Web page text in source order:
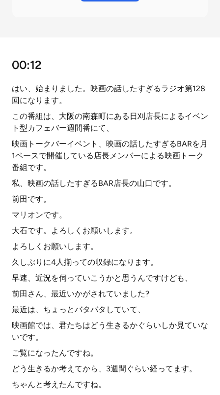
00:12
はい、始まりました。映画の話したすぎるラジオ第128
回になります。
この番組は、大阪の南森町にある日刈店長によるイベン
ト型カフェバー週間番にて、
映画トークバーイベント、映画の話したすぎるBARを月
1ペースで開催している店長メンバーによる映画トーク
番組です。
私、映画の話したすぎるBAR店長の山口です。
前田です。
マリオンです。
大石です。よろしくお願いします。
よろしくお願いします。
久しぶりに4人揃っての収録になります。
早速、近況を伺っていこうかと思うんですけども、
前田さん、最近いかがされていました?
最近は、ちょっとバタバタしていて、
映画館では、君たちはどう生きるかぐらいしか見ていな
いです。
ご覧になったんですね。
どう生きるか考えてから、3週間ぐらい経ってます。
ちゃんと考えたんですね。